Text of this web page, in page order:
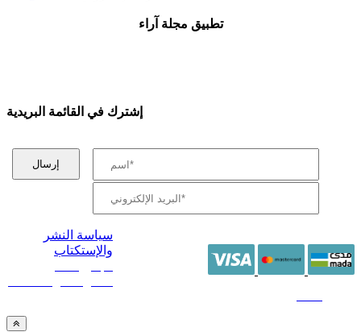
تطبيق مجلة آراء
إشترك في القائمة البريدية
سياسة النشر
والإستكتاب